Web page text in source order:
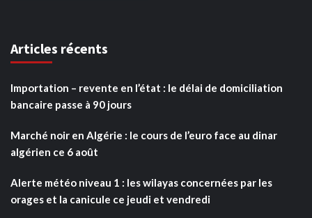
Articles récents
Importation – revente en l’état : le délai de domiciliation
bancaire passe à 90 jours
Marché noir en Algérie : le cours de l’euro face au dinar
algérien ce 6 août
Alerte météo niveau 1 : les wilayas concernées par les
orages et la canicule ce jeudi et vendredi